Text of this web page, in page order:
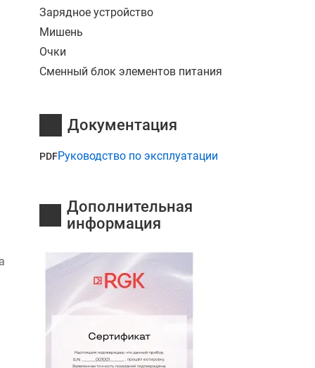
Зарядное устройство
Мишень
Очки
Сменный блок элементов питания
Документация
PDFРуководство по эксплуатации
Дополнительная
информация